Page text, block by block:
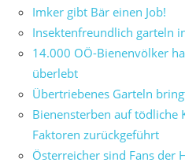
Imker gibt Bär einen Job!
Insektenfreundlich garteln
14.000 OÖ-Bienenvölker
überlebt
Übertriebenes Garteln
Bienensterben auf tödliche
Faktoren zurückgeführt
Österreicher sind Fans der